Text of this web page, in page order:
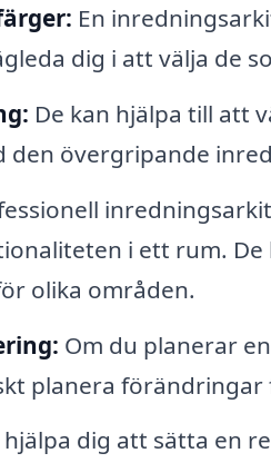
En
dig i att välja de
De kan hjälpa till att
den övergripande
i ett rum.
olika områden.
Om du planerar
planera
hjälpa dig att sätta en